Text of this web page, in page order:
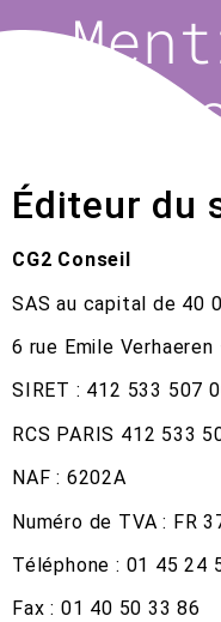
Éditeur du
CG2 Conseil
SAS au capital de 40
6 rue Emile
SIRET : 412 533 507
RCS PARIS 412 533
NAF : 6202A
Numéro de TVA : FR
Téléphone : 01 45 24
Fax : 01 40 50 33 86